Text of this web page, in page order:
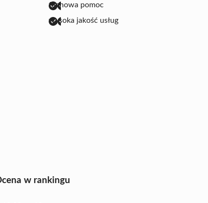
fachowa pomoc
wysoka jakość usług
w rankingu